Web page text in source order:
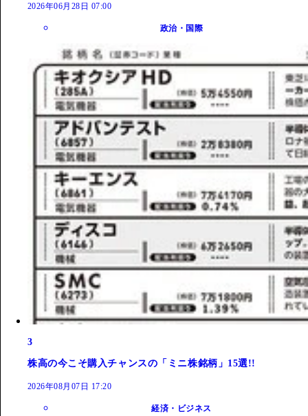
2026年06月28日 07:00
政治・国際
3
株高の今こそ購入チャンスの「ミニ株銘柄」15選!!
2026年08月07日 17:20
経済・ビジネス